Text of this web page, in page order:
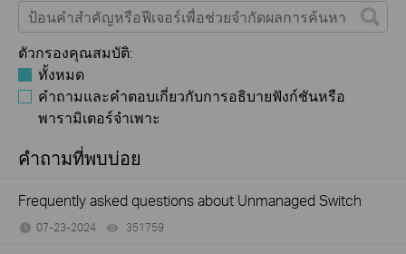
ตัวกรองคุณสมบัติ:
ทั้งหมด
คำถามและคำตอบเกี่ยวกับการอธิบายฟังก์ชันหรือ
พารามิเตอร์จำเพาะ
คำถามที่พบบ่อย
Frequently asked questions about Unmanaged Switch
07-23-2024 351759